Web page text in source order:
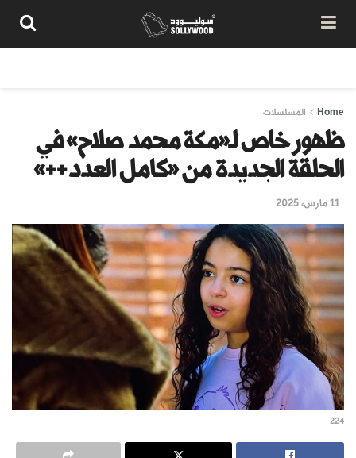
Home المسلسلات
ظهور خاص لـ«مكة محمد صلاح» في
الحلقة الجديدة من «كامل العدد++‏»
11 مارس، 2025
224